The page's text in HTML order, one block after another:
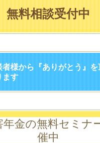
無料相談受付中
者様から 『ありがとう』 を
ます
年金の無料セミナ
催中